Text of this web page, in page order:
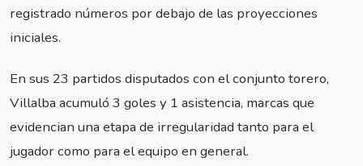
registrado números por debajo de las proyecciones
iniciales.
En sus 23 partidos disputados con el conjunto torero,
Villalba acumuló 3 goles y 1 asistencia, marcas que
evidencian una etapa de irregularidad tanto para el
jugador como para el equipo en general.